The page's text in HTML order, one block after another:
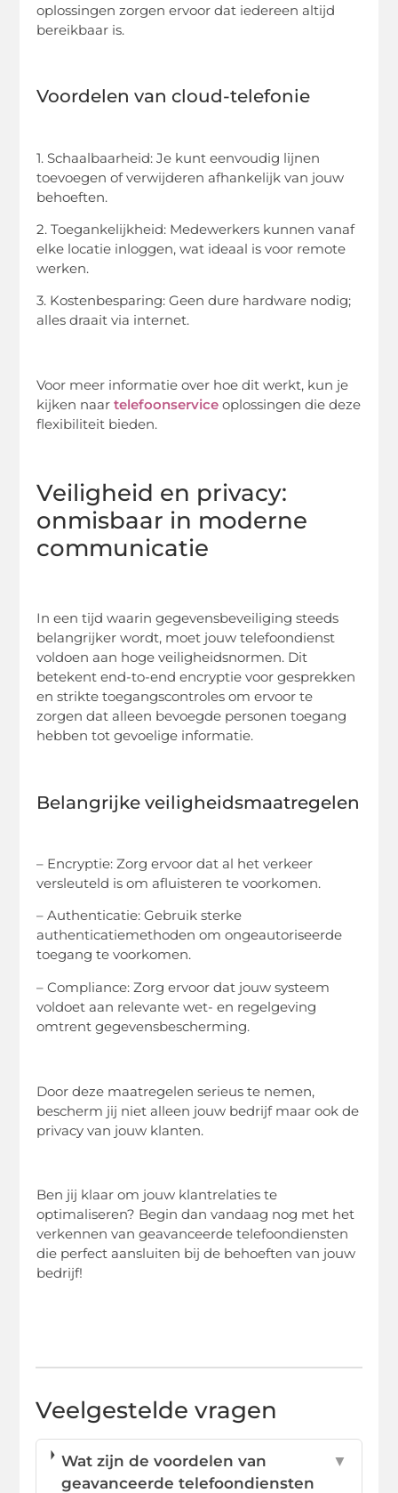
oplossingen zorgen ervoor dat iedereen altijd
bereikbaar is.
Voordelen van cloud-telefonie
1. Schaalbaarheid: Je kunt eenvoudig lijnen
toevoegen of verwijderen afhankelijk van jouw
behoeften.
2. Toegankelijkheid: Medewerkers kunnen vanaf
elke locatie inloggen, wat ideaal is voor remote
werken.
3. Kostenbesparing: Geen dure hardware nodig;
alles draait via internet.
Voor meer informatie over hoe dit werkt, kun je
kijken naartelefoonservice oplossingen die deze
flexibiliteit bieden.
Veiligheid en privacy:
onmisbaar in moderne
communicatie
In een tijd waarin gegevensbeveiliging steeds
belangrijker wordt, moet jouw telefoondienst
voldoen aan hoge veiligheidsnormen. Dit
betekent end-to-end encryptie voor gesprekken
en strikte toegangscontroles om ervoor te
zorgen dat alleen bevoegde personen toegang
hebben tot gevoelige informatie.
Belangrijke veiligheidsmaatregelen
– Encryptie: Zorg ervoor dat al het verkeer
versleuteld is om afluisteren te voorkomen.
– Authenticatie: Gebruik sterke
authenticatiemethoden om ongeautoriseerde
toegang te voorkomen.
– Compliance: Zorg ervoor dat jouw systeem
voldoet aan relevante wet- en regelgeving
omtrent gegevensbescherming.
Door deze maatregelen serieus te nemen,
bescherm jij niet alleen jouw bedrijf maar ook de
privacy van jouw klanten.
Ben jij klaar om jouw klantrelaties te
optimaliseren? Begin dan vandaag nog met het
verkennen van geavanceerde telefoondiensten
die perfect aansluiten bij de behoeften van jouw
bedrijf!
Veelgestelde vragen
Wat zijn de voordelen van
geavanceerde telefoondiensten
▼